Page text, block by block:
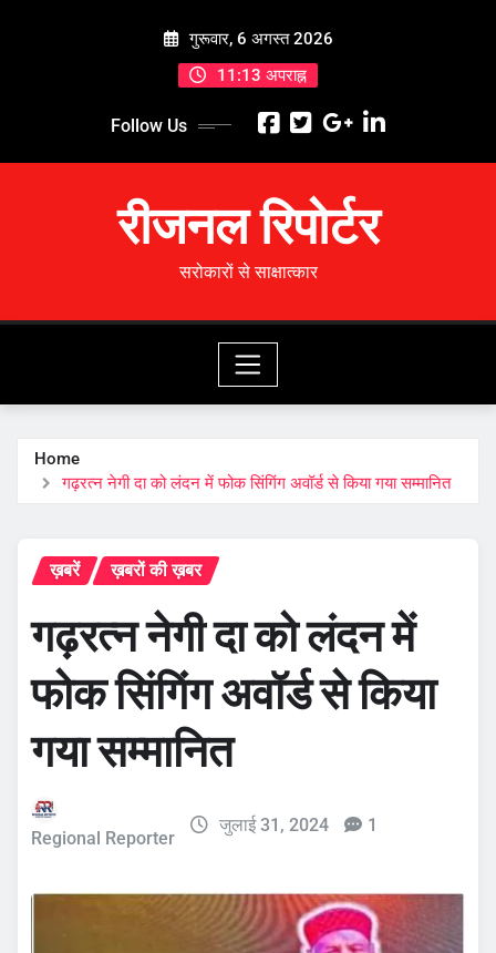
गुरूवार, 6 अगस्त 2026
11:13 अपराह्न
Follow Us
रीजनल रिपोर्टर
सरोकारों से साक्षात्कार
Home
गढ़रत्न नेगी दा को लंदन में फोक सिंगिंग अवॉर्ड से किया गया सम्मानित
ख़बरें ख़बरों की ख़बर
गढ़रत्न नेगी दा को लंदन में
फोक सिंगिंग अवॉर्ड से किया
गया सम्मानित
Regional Reporter
जुलाई 31, 2024 1